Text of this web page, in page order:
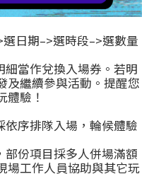
日期–>選時段–>選數量
當作兌換入場券。若明
及繼續參與活動。提醒您
體驗！
依序排隊入場，輪候體驗
部份項目採多人併場滿額
場工作人員協助與其它玩